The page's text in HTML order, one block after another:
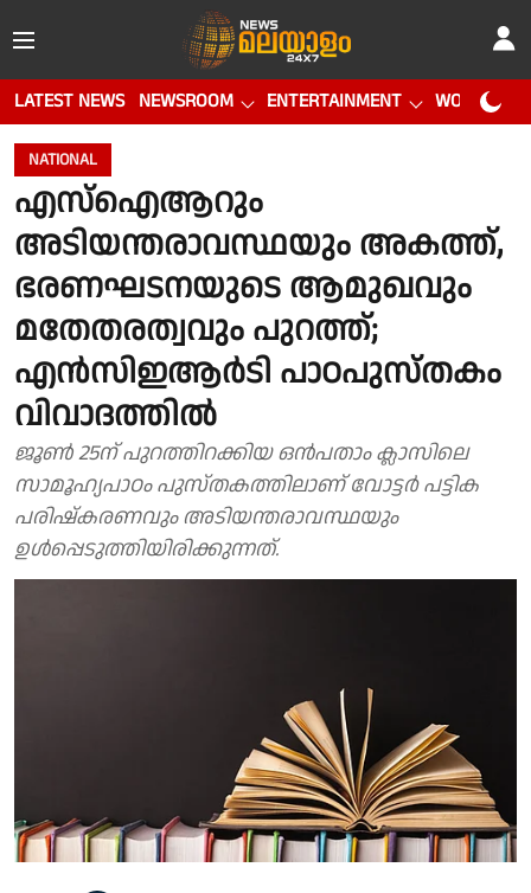
LATEST NEWS NEWSROOM ENTERTAINMENT WORLD CUP
NATIONAL
എസ്‌ഐആറും
അടിയന്തരാവസ്ഥയും അകത്ത്,
ഭരണഘടനയുടെ ആമുഖവും
മതേതരത്വവും പുറത്ത്;
എന്‍സിഇആര്‍ടി പാഠപുസ്തകം
വിവാദത്തിൽ
ജൂണ്‍ 25ന് പുറത്തിറക്കിയ ഒന്‍പതാം ക്ലാസിലെ
സാമൂഹ്യപാഠം പുസ്തകത്തിലാണ് വോട്ടര്‍ പട്ടിക
പരിഷ്‌കരണവും അടിയന്തരാവസ്ഥയും
ഉള്‍പ്പെടുത്തിയിരിക്കുന്നത്.